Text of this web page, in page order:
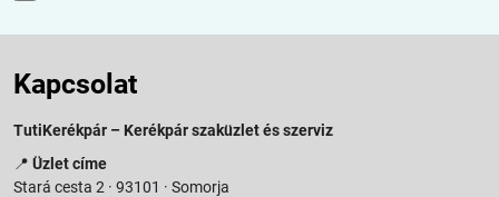
Kapcsolat
TutiKerékpár – Kerékpár szaküzlet és szerviz
📍 Üzlet címe
Stará cesta 2 · 93101 · Somorja